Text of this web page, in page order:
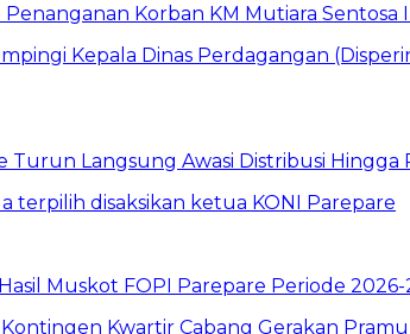
Korban KM Mutiara Sentosa
Turun Langsung Awasi Distribusi Hingga
Muskot FOPI Parepare Periode